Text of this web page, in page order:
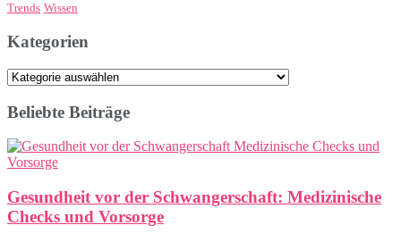
Trends Wissen
Kategorien
Kategorien
Beliebte Beiträge
Gesundheit vor der Schwangerschaft: Medizinische
Checks und Vorsorge